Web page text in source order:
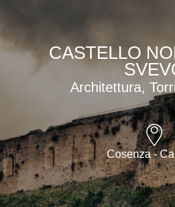
CASTELLO
Architettura,
Cosenza -